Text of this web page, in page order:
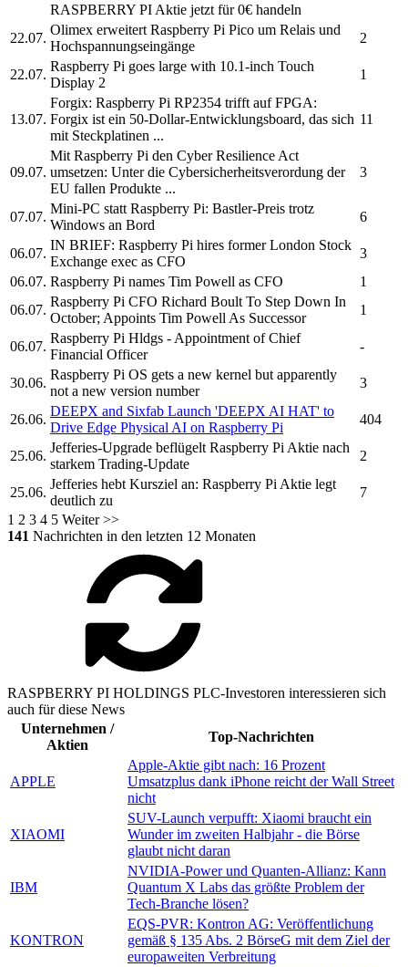
RASPBERRY PI Aktie jetzt für 0€ handeln
22.07.
Olimex erweitert Raspberry Pi Pico um Relais und
Hochspannungseingänge
2
22.07.
Raspberry Pi goes large with 10.1-inch Touch
Display 2
1
13.07.
Forgix: Raspberry Pi RP2354 trifft auf FPGA:
Forgix ist ein 50-Dollar-Entwicklungsboard, das sich
mit Steckplatinen ...
11
09.07.
Mit Raspberry Pi den Cyber Resilience Act
umsetzen: Unter die Cybersicherheitsverordung der
EU fallen Produkte ...
3
07.07.
Mini-PC statt Raspberry Pi: Bastler-Preis trotz
Windows an Bord
6
06.07.
IN BRIEF: Raspberry Pi hires former London Stock
Exchange exec as CFO
3
06.07. Raspberry Pi names Tim Powell as CFO
1
06.07.
Raspberry Pi CFO Richard Boult To Step Down In
October; Appoints Tim Powell As Successor
1
06.07.
Raspberry Pi Hldgs - Appointment of Chief
Financial Officer
-
30.06.
Raspberry Pi OS gets a new kernel but apparently
not a new version number
3
26.06.
DEEPX and Sixfab Launch 'DEEPX AI HAT' to
Drive Edge Physical AI on Raspberry Pi
404
25.06.
Jefferies-Upgrade beflügelt Raspberry Pi Aktie nach
starkem Trading-Update
2
25.06.
Jefferies hebt Kursziel an: Raspberry Pi Aktie legt
deutlich zu
7
1 2 3 4 5 Weiter >>
141 Nachrichten in den letzten 12 Monaten
RASPBERRY PI HOLDINGS PLC-Investoren interessieren sich
auch für diese News
Unternehmen /
Aktien
Top-Nachrichten
APPLE
Apple-Aktie gibt nach: 16 Prozent
Umsatzplus dank iPhone reicht der Wall Street
nicht
XIAOMI
SUV-Launch verpufft: Xiaomi braucht ein
Wunder im zweiten Halbjahr - die Börse
glaubt nicht daran
IBM
NVIDIA-Power und Quanten-Allianz: Kann
Quantum X Labs das größte Problem der
Tech-Branche lösen?
KONTRON
EQS-PVR: Kontron AG: Veröffentlichung
gemäß § 135 Abs. 2 BörseG mit dem Ziel der
europaweiten Verbreitung